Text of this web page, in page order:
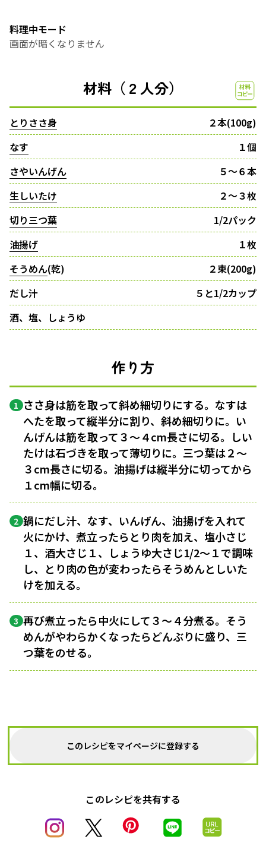
料理中モード
画面が暗くなりません
材料（２人分）
とりささ身
２本(100g)
なす
１個
さやいんげん
５〜６本
生しいたけ
２〜３枚
切り三つ葉
1/2パック
油揚げ
１枚
そうめん(乾)
２束(200g)
だし汁
５と1/2カップ
酒、塩、しょうゆ
作り方
1 ささ身は筋を取って斜め細切りにする。なすは
へたを取って縦半分に割り、斜め細切りに。い
んげんは筋を取って３〜４cm長さに切る。しい
たけは石づきを取って薄切りに。三つ葉は２〜
３cm長さに切る。油揚げは縦半分に切ってから
１cm幅に切る。
2 鍋にだし汁、なす、いんげん、油揚げを入れて
火にかけ、煮立ったらとり肉を加え、塩小さじ
１、酒大さじ１、しょうゆ大さじ1/2〜１で調味
し、とり肉の色が変わったらそうめんとしいた
けを加える。
3 再び煮立ったら中火にして３〜４分煮る。そう
めんがやわらかくなったらどんぶりに盛り、三
つ葉をのせる。
このレシピをマイページに登録する
このレシピを共有する